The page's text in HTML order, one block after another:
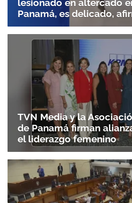
lesionado en altercado
Panamá, es delicado,
TVN Media y la
de Panamá firman
el liderazgo femenino